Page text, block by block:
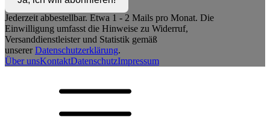
Jederzeit abbestellbar. Etwa 1 - 2 Mails pro Monat. Die
Einwilligung umfasst die Hinweise zu Widerruf,
Versanddienstleister und Statistik gemäß
unsererDatenschutzerklärung.
Über unsKontaktDatenschutzImpressum